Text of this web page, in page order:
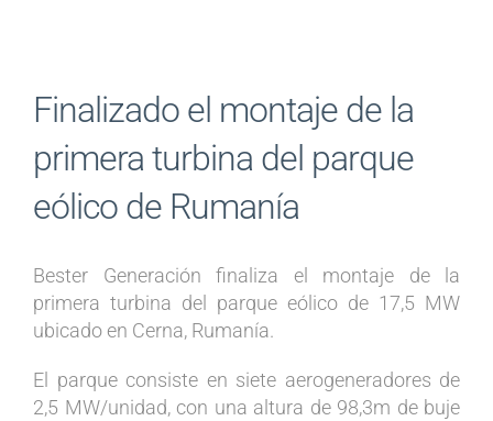
Finalizado el montaje de la
primera turbina del parque
eólico de Rumanía
Bester Generación finaliza el montaje de la
primera turbina del parque eólico de 17,5 MW
ubicado en Cerna, Rumanía.
El parque consiste en siete aerogeneradores de
2,5 MW/unidad, con una altura de 98,3m de buje